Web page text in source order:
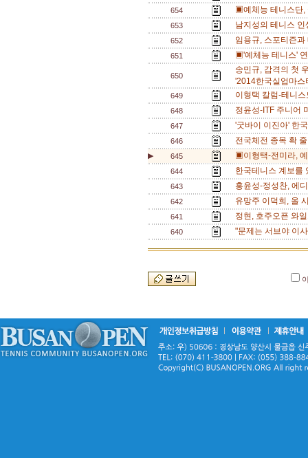
654 ▣예체능 테니스단
653 남지성의 테니스
652 임용규, 스포티즌
651 ▣'예체능 테니스'
650
송민규, 감격의 첫
'2014한국실업마
649 이형택 칼럼-테니
648 정윤성-ITF 주니어
647 '굿바이 이진아' 한
646 전국체전 종목 확
▶ 645 ▣이형택-전미라,
644 한국테니스 계보를
643 홍윤성-정성찬, 에
642 유망주 이덕희, 올
641 정현, 호주오픈 와
640 "문제는 서브야 이